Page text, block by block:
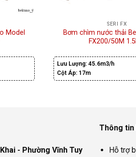
Model
SERI FX
Bơm chìm nước thải
FX200/50M
Lưu Lượng: 45.6m3/h
Cột Áp: 17m
- Phường Vĩnh Tuy
Thông tin
Hỗ trợ